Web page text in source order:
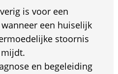
is voor een
een huiselijk
stoornis
en begeleiding